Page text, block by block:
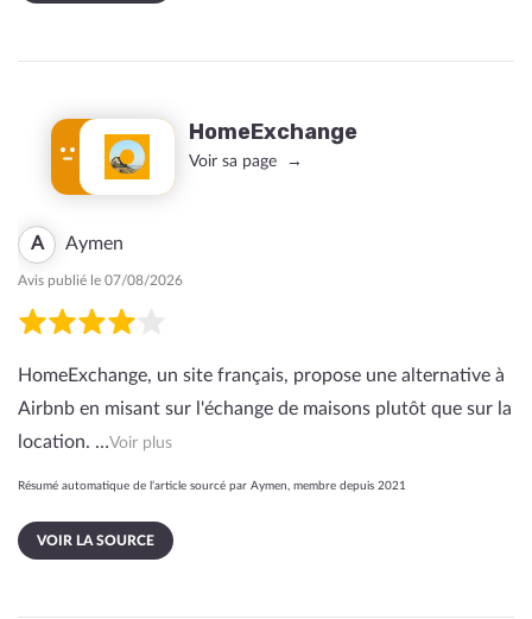
HomeExchange
Voir sa page
A Aymen
Avis publié le 07/08/2026
HomeExchange, un site français, propose une alternative à
Airbnb en misant sur l'échange de maisons plutôt que sur la
location. …Voir plus
Résumé automatique de l’article sourcé par Aymen, membre depuis 2021
VOIR LA SOURCE